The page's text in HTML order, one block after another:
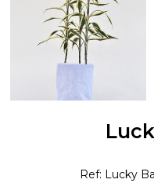
Ref: Lucky